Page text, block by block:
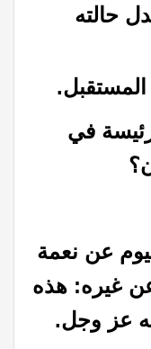
حالته
في
عن نعمة
غيره: هذه
عز وجل.